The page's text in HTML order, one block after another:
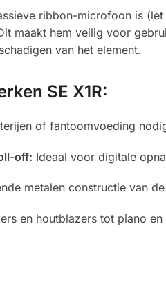
ribbon-microfoon is
maakt hem veilig voor
van het element.
SE X1R:
of fantoomvoeding
off: Ideaal voor digitale
metalen constructie van
en houtblazers tot piano en